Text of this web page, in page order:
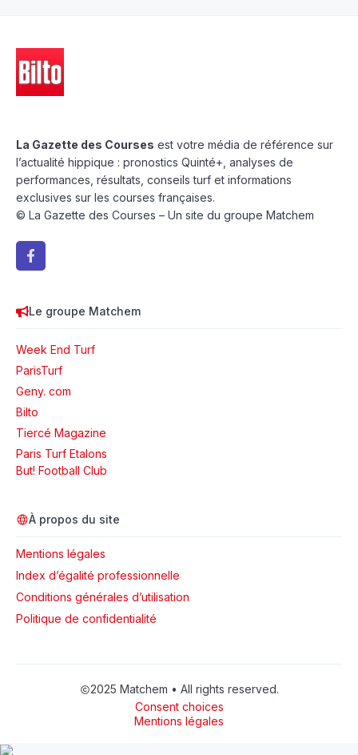
La Gazette des Courses est votre média de référence sur
l’actualité hippique : pronostics Quinté+, analyses de
performances, résultats, conseils turf et informations
exclusives sur les courses françaises.
© La Gazette des Courses – Un site du groupe Matchem
Le groupe Matchem
Week End Turf
ParisTurf
Geny. com
Bilto
Tiercé Magazine
Paris Turf Etalons
But! Football Club
À propos du site
Mentions légales
Index d’égalité professionnelle
Conditions générales d’utilisation
Politique de confidentialité
2025 Matchem • All rights reserved.
Consent choices
Mentions légales